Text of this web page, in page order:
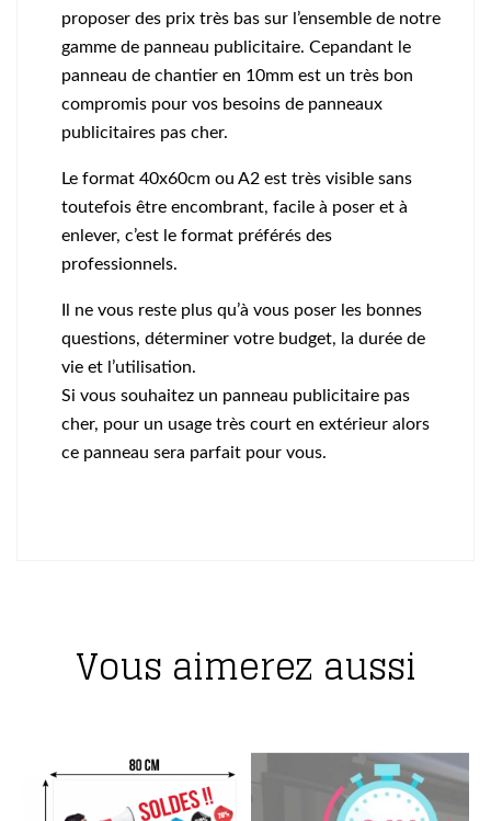
proposer des prix très bas sur l’ensemble de notre
gamme de panneau publicitaire. Cepandant le
panneau de chantier en 10mm est un très bon
compromis pour vos besoins de panneaux
publicitaires pas cher.
Le format 40x60cm ou A2 est très visible sans
toutefois être encombrant, facile à poser et à
enlever, c’est le format préférés des
professionnels.
Il ne vous reste plus qu’à vous poser les bonnes
questions, déterminer votre budget, la durée de
vie et l’utilisation.
Si vous souhaitez un panneau publicitaire pas
cher, pour un usage très court en extérieur alors
ce panneau sera parfait pour vous.
Vous aimerez aussi